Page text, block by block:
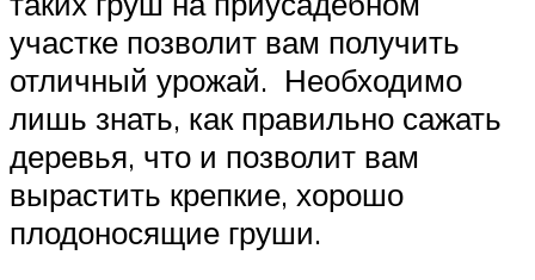
участке позволит вам получить
отличный урожай. Необходимо
лишь знать, как правильно сажать
деревья, что и позволит вам
вырастить крепкие, хорошо
плодоносящие груши.